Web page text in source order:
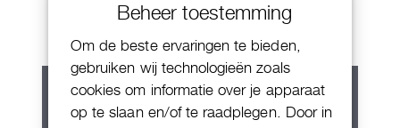
Beheer toestemming
Om de beste ervaringen te bieden,
gebruiken wij technologieën zoals
cookies om informatie over je apparaat
op te slaan en/of te raadplegen. Door in